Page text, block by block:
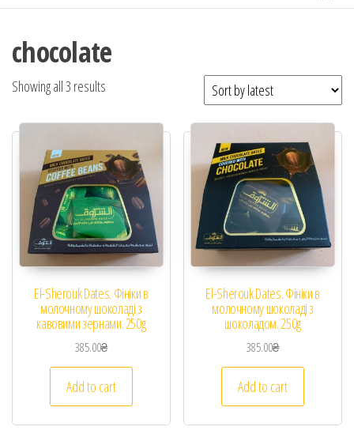
chocolate
Showing all 3 results
El-Sherouk Dates. Фініки в
молочному шоколаді з
кавовими зернами. 250g
385.00₴
Add to cart
El-Sherouk Dates. Фініки в
молочному шоколаді з
шоколадом. 250g
385.00₴
Add to cart